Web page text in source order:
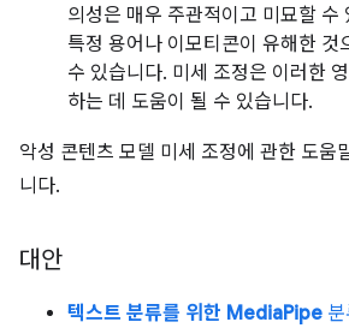
의성은 매우 주관적이고 미묘할 수
특정 용어나 이모티콘이 유해한 것
수 있습니다. 미세 조정은 이러한
하는 데 도움이 될 수 있습니다.
악성 콘텐츠 모델 미세 조정에 관한 도움
니다.
대안
텍스트 분류를 위한 MediaPipe